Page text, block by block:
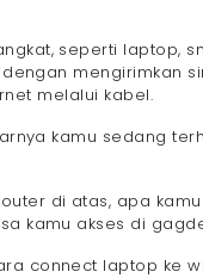
seperti laptop,
mengirimkan
melalui kabel.
kamu sedang
di atas, apa
kamu akses di
connect laptop ke